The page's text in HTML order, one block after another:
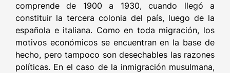
comprende de 1900 a 1930, cuando llegó a
constituir la tercera colonia del país, luego de la
española e italiana. Como en toda migración, los
motivos económicos se encuentran en la base de
hecho, pero tampoco son desechables las razones
políticas. En el caso de la inmigración musulmana,